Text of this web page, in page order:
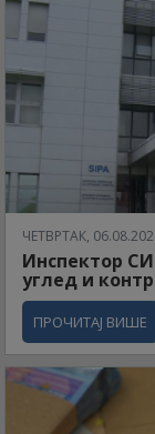
ЧЕТВРТАК,
Инспектор
углед и
ПРОЧИТАЈ ВИШЕ